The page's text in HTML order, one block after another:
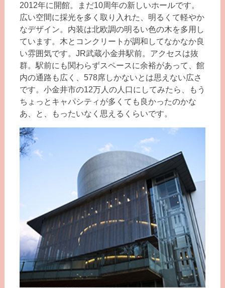
2012年に開館。まだ10周年の新しいホールです。
広い空間に採光を多く取り入れた、明るくて軽やか
なデザイン。内装は北欧調の明るい色の木を多用し
ています。木とコンクリートが調和してなかなか良
い雰囲気です。JR武蔵小金井駅前。アクセスは抜
群。駅前にも関わらずスペースに余裕があって、館
内の通路も広く、578席しかないとは思えない広さ
です。小金井市の12万人の人口にしてみたら、もう
ちょっとキャパシティが多くても良かったのかな
あ、と、もったいなく思えるくらいです。